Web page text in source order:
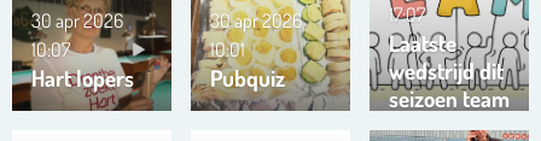
Hart lopers
30 apr 2026
10:07
Pubquiz
30 apr 2026
10:01
Laatste
wedstrijd dit
seizoen team
Trianta 01
17:07